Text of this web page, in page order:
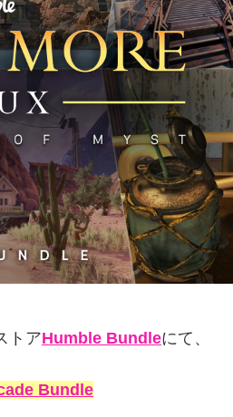
トアHumble Bundleにて、
Bundle